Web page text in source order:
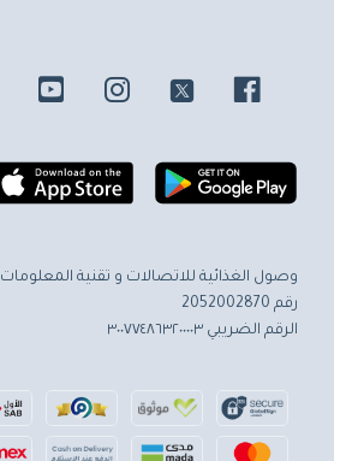
وصول الغذائية للاتصالات و تقنية المعلومات
رقم 2052002870
الرقم الضريبي ٣٠٠٧٧٤٨٦٣٢٠٠٠٠٣